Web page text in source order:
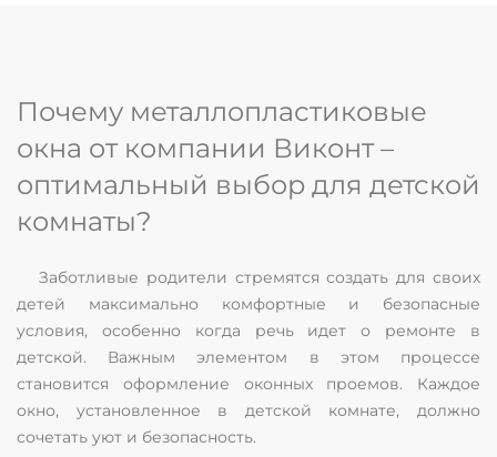
Почему металлопластиковые
окна от компании Виконт –
оптимальный выбор для детской
комнаты?
Заботливые родители стремятся создать для своих
детей максимально комфортные и безопасные
условия, особенно когда речь идет о ремонте в
детской. Важным элементом в этом процессе
становится оформление оконных проемов. Каждое
окно, установленное в детской комнате, должно
сочетать уют и безопасность.